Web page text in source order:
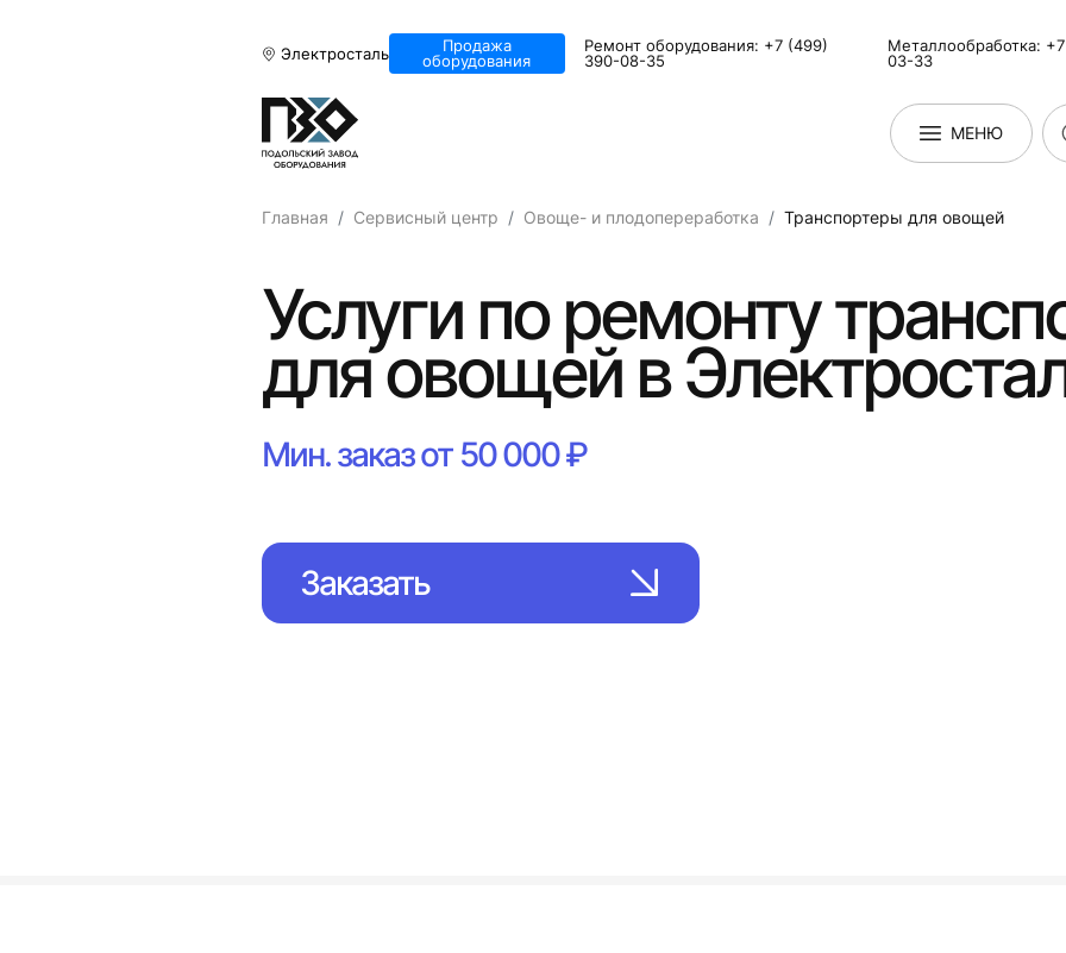
Электросталь
Продажа
оборудования
Ремонт оборудования: +7 (499)
390-08-35
Металлообработка:
03-33
МЕНЮ
Главная Сервисный центр Овоще- и плодопереработка Транспортеры для овощей
Услуги по ремонту
для овощей в
Мин. заказ от 50 000 ₽
Заказать